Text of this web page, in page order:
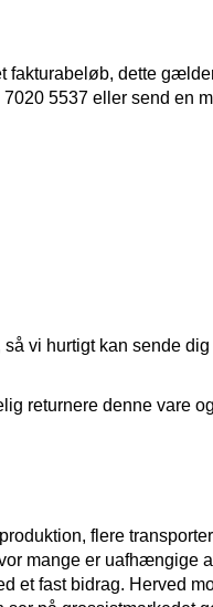
dette
5537 eller send en
så vi hurtigt kan sende
returnere denne vare
flere
mange er uafhængige
et fast bidrag. Herved